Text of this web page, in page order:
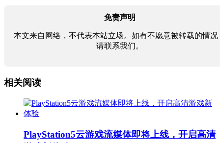
免责声明
本文来自网络，不代表本站立场。如有不愿意被转载的情况
请联系我们。
相关阅读
PlayStation5云游戏流媒体即将上线，开启高清